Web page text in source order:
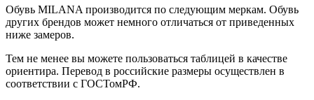
Обувь MILANA производится по следующим меркам. Обувь
других брендов может немного отличаться от приведенных
ниже замеров.
Тем не менее вы можете пользоваться таблицей в качестве
ориентира. Перевод в российские размеры осуществлен в
соответствии с ГОСТомРФ.